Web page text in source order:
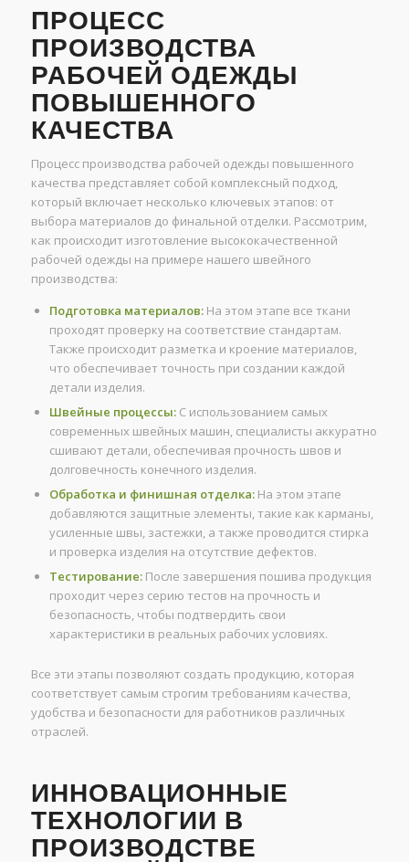
ПРОЦЕСС
ПРОИЗВОДСТВА
РАБОЧЕЙ ОДЕЖДЫ
ПОВЫШЕННОГО
КАЧЕСТВА
Процесс производства рабочей одежды повышенного
качества представляет собой комплексный подход,
который включает несколько ключевых этапов: от
выбора материалов до финальной отделки. Рассмотрим,
как происходит изготовление высококачественной
рабочей одежды на примере нашего швейного
производства:
Подготовка материалов:На этом этапе все ткани
проходят проверку на соответствие стандартам.
Также происходит разметка и кроение материалов,
что обеспечивает точность при создании каждой
детали изделия.
Швейные процессы:С использованием самых
современных швейных машин, специалисты аккуратно
сшивают детали, обеспечивая прочность швов и
долговечность конечного изделия.
Обработка и финишная отделка:На этом этапе
добавляются защитные элементы, такие как карманы,
усиленные швы, застежки, а также проводится стирка
и проверка изделия на отсутствие дефектов.
Тестирование:После завершения пошива продукция
проходит через серию тестов на прочность и
безопасность, чтобы подтвердить свои
характеристики в реальных рабочих условиях.
Все эти этапы позволяют создать продукцию, которая
соответствует самым строгим требованиям качества,
удобства и безопасности для работников различных
отраслей.
ИННОВАЦИОННЫЕ
ТЕХНОЛОГИИ В
ПРОИЗВОДСТВЕ